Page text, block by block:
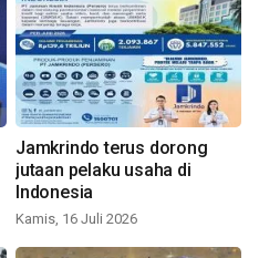
Jamkrindo terus dorong
jutaan pelaku usaha di
Indonesia
Kamis, 16 Juli 2026